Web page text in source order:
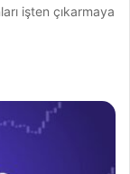
işten çıkarmaya